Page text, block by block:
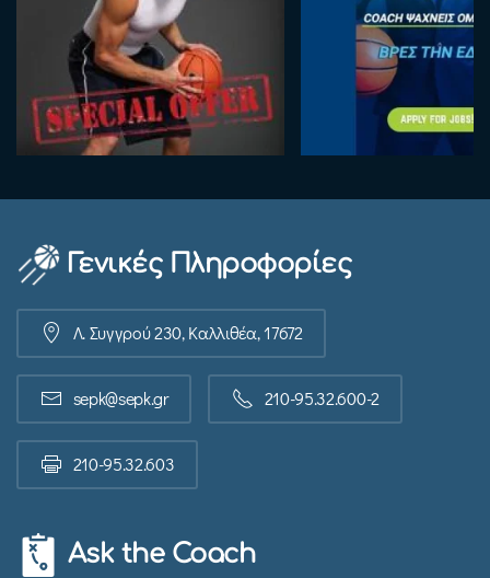
Γενικές Πληροφορίες
Λ. Συγγρού 230, Καλλιθέα, 17672
sepk@sepk.gr 210-95.32.600-2
210-95.32.603
Ask the Coach